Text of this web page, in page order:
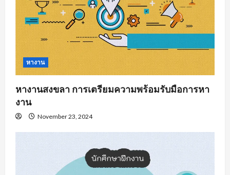
หางาน
หางานสงขลา การเตรียมความพร้อมรับมือการหา
งาน
November 23, 2024